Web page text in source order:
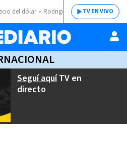
del dólar Rodrigo ChavesTV EN VIVO
Seguí aquíTV en
directo